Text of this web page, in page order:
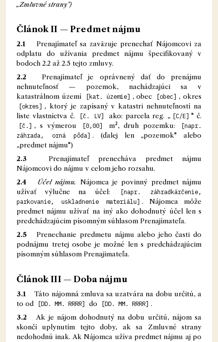
„Zmluvné strany")
Článok II — Predmet nájmu
2.1
Prenajímateľ sa zaväzuje prenechať Nájomcovi za
odplatu do užívania predmet nájmu špecifikovaný v
bodoch 2.2 až 2.5 tejto zmluvy.
2.2
Prenajímateľ je oprávnený dať do prenájmu
nehnuteľnosť — pozemok, nachádzajúci sa v
katastrálnom území
[kat. územie] , obec [obec] , okres
[okres] , ktorý je zapísaný v katastri nehnuteľností na
liste vlastníctva č.
[č. LV] ako: parcela reg. „ [C/E] " č.
[č.] , s výmerou [0,00] m², druh pozemku:
[napr.
záhrada, orná pôda] . (ďalej len „pozemok" alebo
„predmet nájmu")
2.3
Prenajímateľ prenecháva predmet nájmu
Nájomcovi do nájmu v celom jeho rozsahu.
2.4
Účel nájmu. Nájomca je povinný predmet nájmu
užívať výlučne na účel:
[napr. záhradkárčenie,
parkovanie, uskladnenie materiálu] . Nájomca môže
predmet nájmu užívať na iný ako dohodnutý účel len s
predchádzajúcim písomným súhlasom Prenajímateľa.
2.5
Prenechanie predmetu nájmu alebo jeho časti do
podnájmu tretej osobe je možné len s predchádzajúcim
písomným súhlasom Prenajímateľa.
Článok III — Doba nájmu
3.1
Táto nájomná zmluva sa uzatvára na dobu určitú, a
to od
[DD. MM. RRRR] do [DD. MM. RRRR] .
3.2
Ak je nájom dohodnutý na dobu určitú, nájom sa
skončí uplynutím tejto doby, ak sa Zmluvné strany
nedohodnú inak. Ak Nájomca užíva predmet nájmu aj po